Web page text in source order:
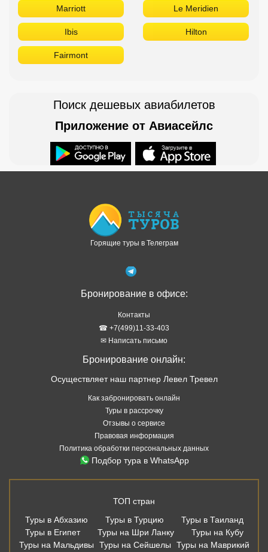
Marriott Le Meridien
Ibis Hilton
Fairmont
Поиск дешевых авиабилетов
Приложение от Авиасейлс
Горящие туры в Телеграм
Бронирование в офисе:
Контакты
☎ +7(499)11-33-403
✉ Написать письмо
Бронирование онлайн:
Осуществляет наш партнер Левел Тревел
Как забронировать онлайн
Туры в рассрочку
Отзывы о сервисе
Правовая информация
Политика обработки персональных данных
Подбор тура в WhatsApp
ТОП стран
Туры в Абхазию
Туры в Турцию
Туры в Таиланд
Туры в Египет
Туры на Шри Ланку
Туры на Кубу
Туры на Мальдивы
Туры на Сейшелы
Туры на Маврикий